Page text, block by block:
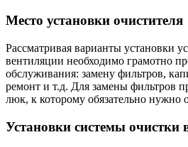
Место установки очистителя
Рассматривая варианты установки
вентиляции необходимо грамотно
обслуживания: замену фильтров,
ремонт и т.д. Для замены фильтров
люк, к которому обязательно нужно
Установки системы очистки